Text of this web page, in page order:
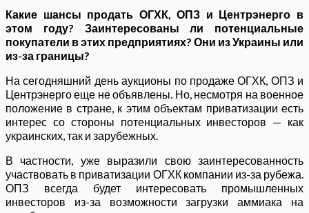
Какие шансы продать ОГХК, ОПЗ и Центрэнерго в
этом году? Заинтересованы ли потенциальные
покупатели в этих предприятиях? Они из Украины или
из-за границы?
На сегодняшний день аукционы по продаже ОГХК, ОПЗ и
Центрэнерго еще не объявлены. Но, несмотря на военное
положение в стране, к этим объектам приватизации есть
интерес со стороны потенциальных инвесторов — как
украинских, так и зарубежных.
В частности, уже выразили свою заинтересованность
участвовать в приватизации ОГХК компании из-за рубежа.
ОПЗ всегда будет интересовать промышленных
инвесторов из-за возможности загрузки аммиака на